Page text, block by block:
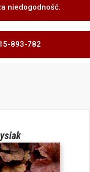
niedogodność.
893-782